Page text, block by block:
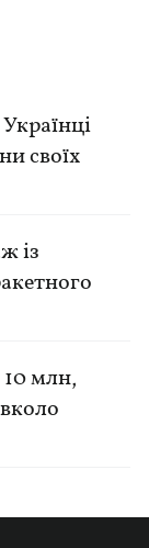
своїх
із
млн,